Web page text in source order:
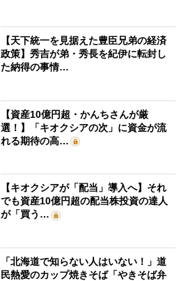
【天下統一を見据えた豊臣兄弟の経済
政策】秀吉が弟・秀長を紀伊に転封し
た納得の事情…
【資産10億円超・かんちさんが厳
選！】「キオクシアの次」に資金が流
れる期待の高…
【キオクシアが「配当」導入へ】それ
でも資産10億円超の配当株投資の達人
が「買う…
「北海道で知らない人はいない！」道
民熱愛のカップ焼きそば「やきそば弁